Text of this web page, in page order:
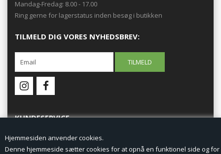
Hjemmesiden anvender cookies.
Denne hjemmeside sætter cookies for at opnå en funktionel side og for
Mandag-Fredag: 8.00 - 17.00
Ring gerne for lagerstatus inden besøg i butikken
TILMELD DIG VORES NYHEDSBREV:
KUNDESERVICE
Forside